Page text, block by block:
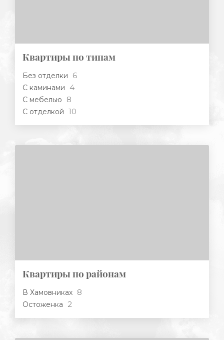
Квартиры по типам
Без отделки 6
С каминами 4
С мебелью 8
С отделкой 10
Квартиры по районам
В Хамовниках 8
Остоженка 2